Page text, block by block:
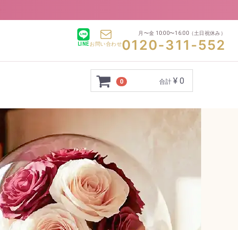
LINEお問い合わせ
月〜金 10:00〜16:00（土日祝休み）
0120-311-552
0 合計 ¥ 0